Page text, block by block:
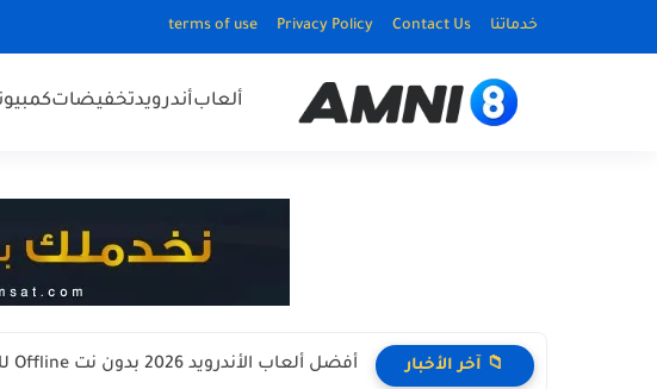
خدماتنا Contact Us
Privacy Policy
terms of use
ألعابأندرويدتخفيضات
📁 آخر الأخبار أفضل ألعاب الأندرويد 2026 بدون نت Offline للأجهزة الضعيفة